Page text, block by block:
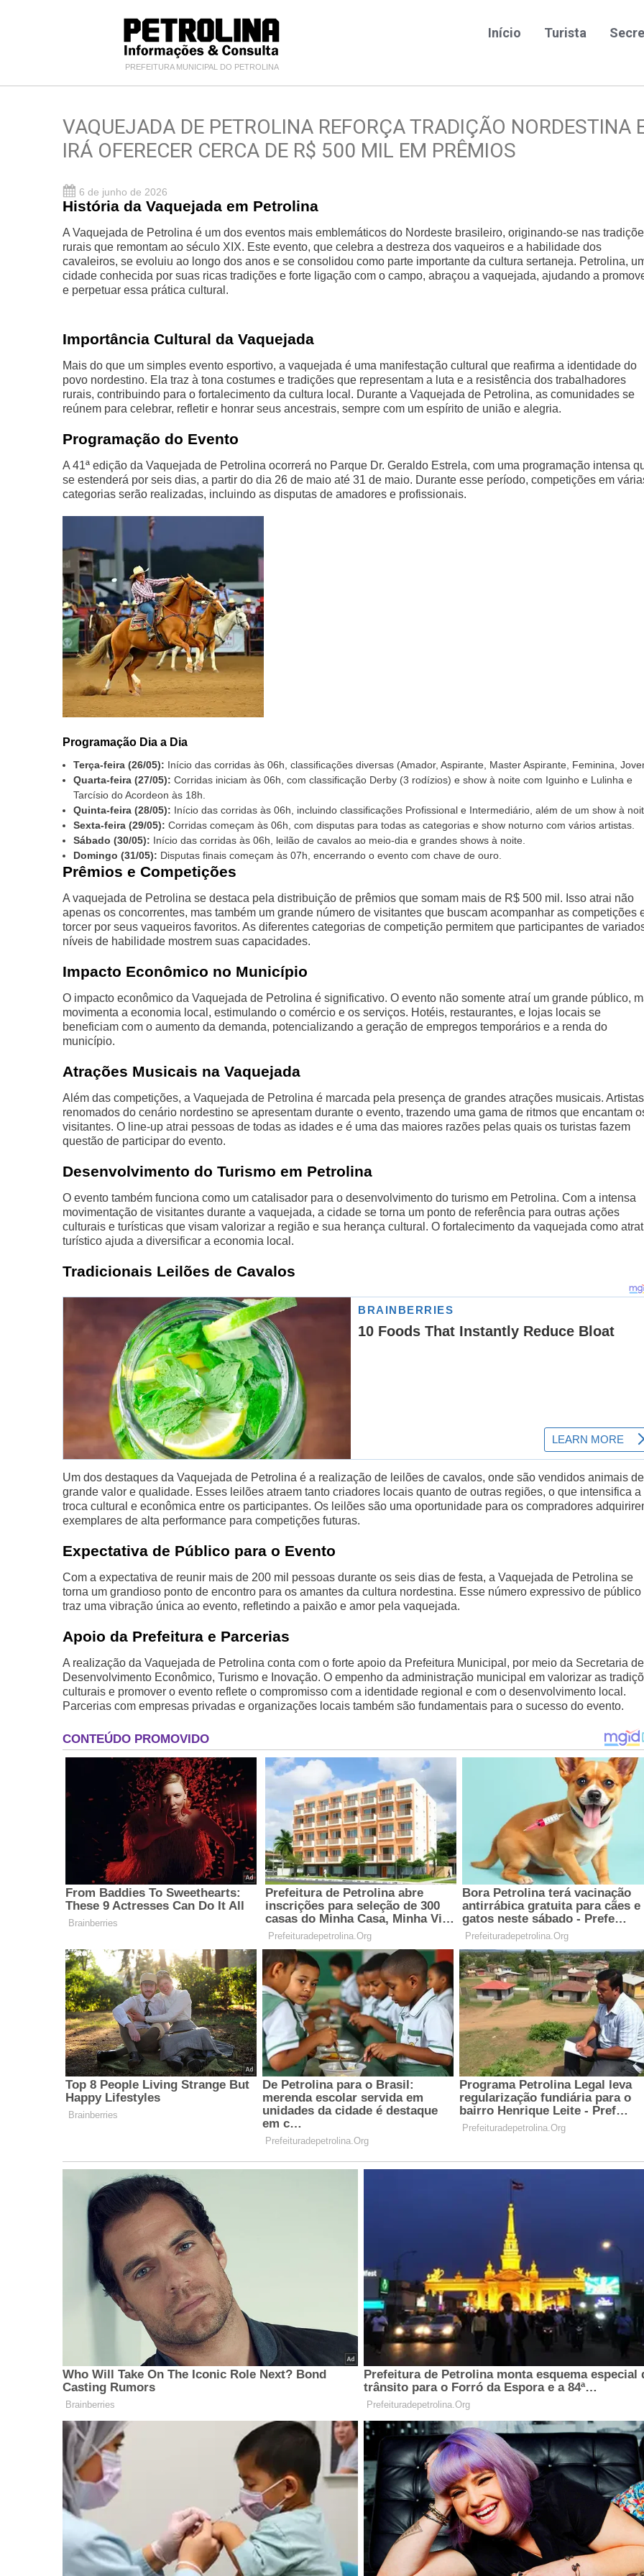
PREFEITURA MUNICIPAL DO PETROLINA
Início Turista
VAQUEJADA DE PETROLINA REFORÇA TRADIÇÃO NORDESTINA
IRÁ OFERECER CERCA DE R$ 500 MIL EM PRÊMIOS
6 de junho de 2026
História da Vaquejada em Petrolina
A Vaquejada de Petrolina é um dos eventos mais emblemáticos do Nordeste brasileiro, originando-se nas
rurais que remontam ao século XIX. Este evento, que celebra a destreza dos vaqueiros e a habilidade dos
cavaleiros, se evoluiu ao longo dos anos e se consolidou como parte importante da cultura sertaneja. Petrolina,
cidade conhecida por suas ricas tradições e forte ligação com o campo, abraçou a vaquejada, ajudando a
e perpetuar essa prática cultural.
Importância Cultural da Vaquejada
Mais do que um simples evento esportivo, a vaquejada é uma manifestação cultural que reafirma a identidade do
povo nordestino. Ela traz à tona costumes e tradições que representam a luta e a resistência dos trabalhadores
rurais, contribuindo para o fortalecimento da cultura local. Durante a Vaquejada de Petrolina, as comunidades se
reúnem para celebrar, refletir e honrar seus ancestrais, sempre com um espírito de união e alegria.
Programação do Evento
A 41ª edição da Vaquejada de Petrolina ocorrerá no Parque Dr. Geraldo Estrela, com uma programação intensa
se estenderá por seis dias, a partir do dia 26 de maio até 31 de maio. Durante esse período, competições em
categorias serão realizadas, incluindo as disputas de amadores e profissionais.
Programação Dia a Dia
Terça-feira (26/05): Início das corridas às 06h, classificações diversas (Amador, Aspirante, Master Aspirante, Feminina,
Quarta-feira (27/05): Corridas iniciam às 06h, com classificação Derby (3 rodízios) e show à noite com Iguinho e Lulinha e
Tarcísio do Acordeon às 18h.
Quinta-feira (28/05): Início das corridas às 06h, incluindo classificações Profissional e Intermediário, além de um show à
Sexta-feira (29/05): Corridas começam às 06h, com disputas para todas as categorias e show noturno com vários artistas.
Sábado (30/05): Início das corridas às 06h, leilão de cavalos ao meio-dia e grandes shows à noite.
Domingo (31/05): Disputas finais começam às 07h, encerrando o evento com chave de ouro.
Prêmios e Competições
A vaquejada de Petrolina se destaca pela distribuição de prêmios que somam mais de R$ 500 mil. Isso atrai não
apenas os concorrentes, mas também um grande número de visitantes que buscam acompanhar as competições
torcer por seus vaqueiros favoritos. As diferentes categorias de competição permitem que participantes de
níveis de habilidade mostrem suas capacidades.
Impacto Econômico no Município
O impacto econômico da Vaquejada de Petrolina é significativo. O evento não somente atraí um grande público,
movimenta a economia local, estimulando o comércio e os serviços. Hotéis, restaurantes, e lojas locais se
beneficiam com o aumento da demanda, potencializando a geração de empregos temporários e a renda do
município.
Atrações Musicais na Vaquejada
Além das competições, a Vaquejada de Petrolina é marcada pela presença de grandes atrações musicais. Artistas
renomados do cenário nordestino se apresentam durante o evento, trazendo uma gama de ritmos que encantam
visitantes. O line-up atrai pessoas de todas as idades e é uma das maiores razões pelas quais os turistas fazem
questão de participar do evento.
Desenvolvimento do Turismo em Petrolina
O evento também funciona como um catalisador para o desenvolvimento do turismo em Petrolina. Com a intensa
movimentação de visitantes durante a vaquejada, a cidade se torna um ponto de referência para outras ações
culturais e turísticas que visam valorizar a região e sua herança cultural. O fortalecimento da vaquejada como
turístico ajuda a diversificar a economia local.
Tradicionais Leilões de Cavalos
Um dos destaques da Vaquejada de Petrolina é a realização de leilões de cavalos, onde são vendidos animais de
grande valor e qualidade. Esses leilões atraem tanto criadores locais quanto de outras regiões, o que intensifica a
troca cultural e econômica entre os participantes. Os leilões são uma oportunidade para os compradores
exemplares de alta performance para competições futuras.
Expectativa de Público para o Evento
Com a expectativa de reunir mais de 200 mil pessoas durante os seis dias de festa, a Vaquejada de Petrolina se
torna um grandioso ponto de encontro para os amantes da cultura nordestina. Esse número expressivo de público
traz uma vibração única ao evento, refletindo a paixão e amor pela vaquejada.
Apoio da Prefeitura e Parcerias
A realização da Vaquejada de Petrolina conta com o forte apoio da Prefeitura Municipal, por meio da Secretaria de
Desenvolvimento Econômico, Turismo e Inovação. O empenho da administração municipal em valorizar as
culturais e promover o evento reflete o compromisso com a identidade regional e com o desenvolvimento local.
Parcerias com empresas privadas e organizações locais também são fundamentais para o sucesso do evento.